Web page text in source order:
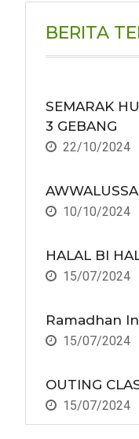
BERITA
SEMARAK
3 GEBANG
22/10/2024
10/10/2024
HALAL BI
15/07/2024
Ramadhan
15/07/2024
OUTING
15/07/2024